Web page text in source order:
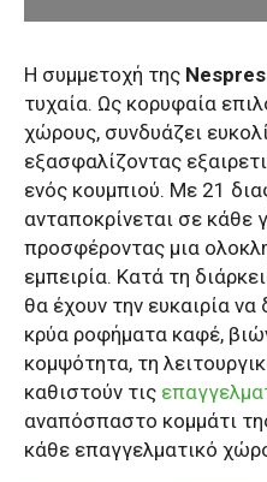
Η συμμετοχή της
τυχαία. Ως κορυφαία
χώρους, συνδυάζει
εξασφαλίζοντας
ενός κουμπιού. Με 21
ανταποκρίνεται σε κάθε
προσφέροντας μια
εμπειρία. Κατά τη
θα έχουν την ευκαιρία
κρύα ροφήματα καφέ,
κομψότητα, τη
καθιστούν τις
αναπόσπαστο κομμάτι
κάθε επαγγελματικό